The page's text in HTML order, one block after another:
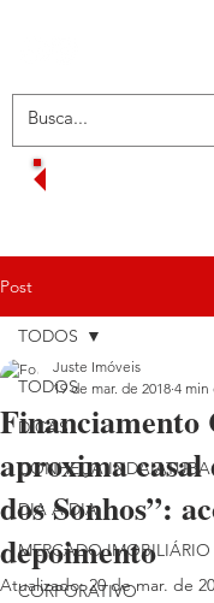
Post
TODOS
DICAS
CONHEÇA INDAIATUBA
DIA A DIA
MERCADO IMOBILIÁRIO
CORPORATIVO
TODOS
Financiamento
aproxima casal
dos Sonhos”:
depoimento
Juste Imóveis
19 de mar. de 2018 4 min
Atualizado:20 de mar. de